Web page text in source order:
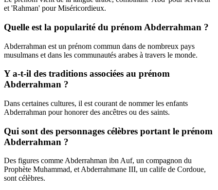
et 'Rahman' pour Miséricordieux.
Quelle est la popularité du prénom Abderrahman ?
Abderrahman est un prénom commun dans de nombreux pays
musulmans et dans les communautés arabes à travers le monde.
Y a-t-il des traditions associées au prénom
Abderrahman ?
Dans certaines cultures, il est courant de nommer les enfants
Abderrahman pour honorer des ancêtres ou des saints.
Qui sont des personnages célèbres portant le prénom
Abderrahman ?
Des figures comme Abderrahman ibn Auf, un compagnon du
Prophète Muhammad, et Abderrahmane III, un calife de Cordoue,
sont célèbres.